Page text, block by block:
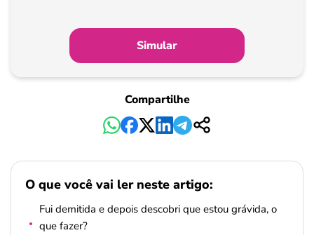
Simular
Compartilhe
O que você vai ler neste artigo:
Fui demitida e depois descobri que estou grávida, o
que fazer?